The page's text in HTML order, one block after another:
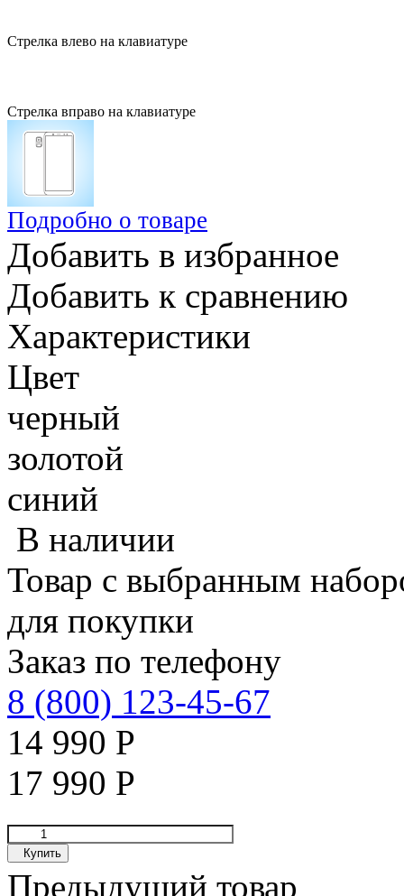
Стрелка влево на клавиатуре
Стрелка вправо на клавиатуре
Подробно о товаре
Добавить в избранное
Добавить к сравнению
Характеристики
Цвет
черный
золотой
синий
В наличии
Товар с выбранным
для покупки
Заказ по телефону
8 (800) 123-45-67
14 990 Р
17 990 Р
Купить
Предыдущий товар